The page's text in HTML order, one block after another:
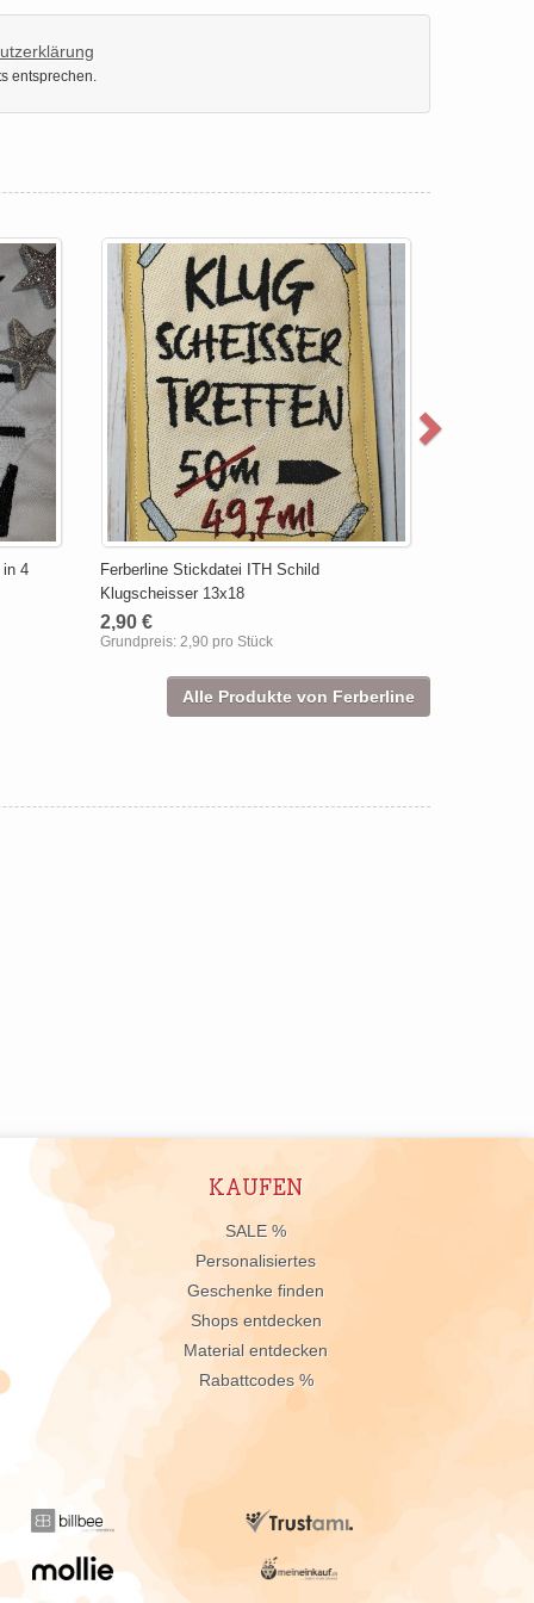
entsprechen.
in 4
Ferberline Stickdatei ITH Schild
Klugscheisser 13x18
2,90 €
Grundpreis: 2,90 pro Stück
Alle Produkte von Ferberline
KAUFEN
SALE %
Personalisiertes
Geschenke finden
Shops entdecken
Material entdecken
Rabattcodes %